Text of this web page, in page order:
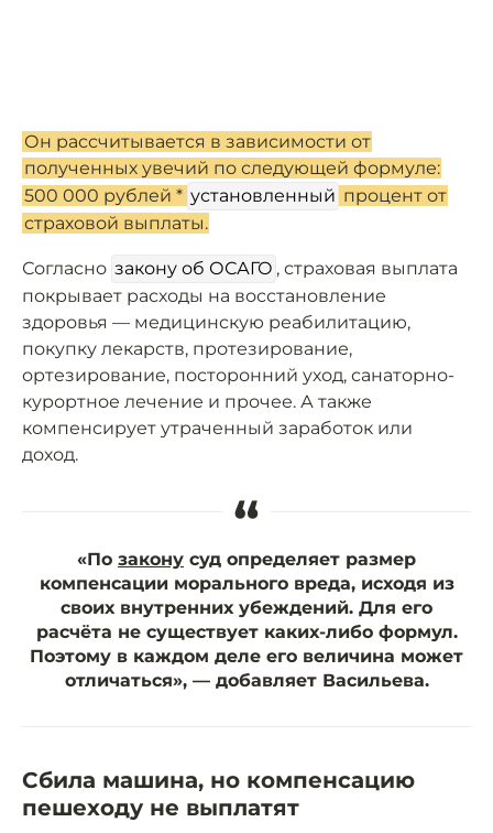
Он рассчитывается в зависимости от
полученных увечий по следующей формуле:
500 000 рублей * установленный процент от
страховой выплаты.
Согласно закону об ОСАГО , страховая выплата
покрывает расходы на восстановление
здоровья — медицинскую реабилитацию,
покупку лекарств, протезирование,
ортезирование, посторонний уход, санаторно-
курортное лечение и прочее. А также
компенсирует утраченный заработок или
доход.
“
«По закону суд определяет размер
компенсации морального вреда, исходя из
своих внутренних убеждений. Для его
расчёта не существует каких-либо формул.
Поэтому в каждом деле его величина может
отличаться», — добавляет Васильева.
Сбила машина, но компенсацию
пешеходу не выплатят